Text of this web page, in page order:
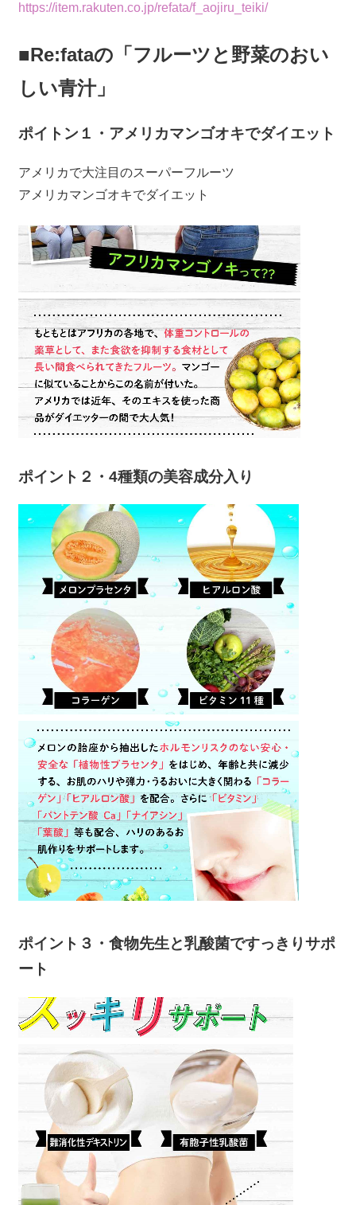
https://item.rakuten.co.jp/refata/f_aojiru_teiki/
■Re:fataの「フルーツと野菜のおい
しい青汁」
ポイトン１・アメリカマンゴオキでダイエット
アメリカで大注目のスーパーフルーツ
アメリカマンゴオキでダイエット
ポイント２・4種類の美容成分入り
ポイント３・食物先生と乳酸菌ですっきりサポ
ート